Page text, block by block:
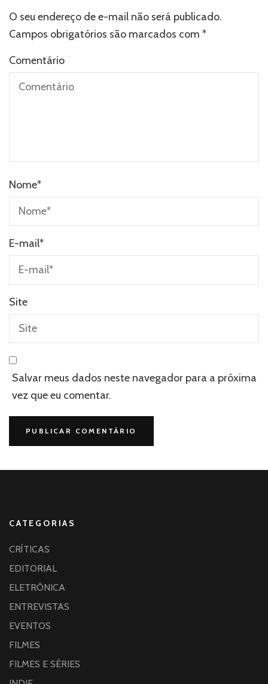
O seu endereço de e-mail não será publicado.
Campos obrigatórios são marcados com *
Comentário
Nome*
E-mail*
Site
Salvar meus dados neste navegador para a próxima
vez que eu comentar.
CATEGORIAS
CRÍTICAS
EDITORIAL
ELETRÔNICA
ENTREVISTAS
EVENTOS
FILMES
FILMES E SÉRIES